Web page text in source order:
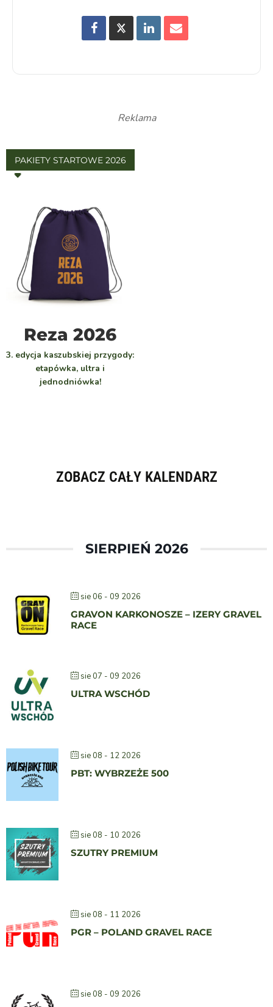
Reklama
PAKIETY STARTOWE 2026
WYBIERZ
Reza 2026
3. edycja kaszubskiej przygody:
etapówka, ultra i
jednodniówka!
ZOBACZ CAŁY KALENDARZ
SIERPIEŃ 2026
sie 06 - 09 2026
GRAVON KARKONOSZE – IZERY GRAVEL
RACE
sie 07 - 09 2026
ULTRA WSCHÓD
sie 08 - 12 2026
PBT: WYBRZEŻE 500
sie 08 - 10 2026
SZUTRY PREMIUM
sie 08 - 11 2026
PGR – POLAND GRAVEL RACE
sie 08 - 09 2026